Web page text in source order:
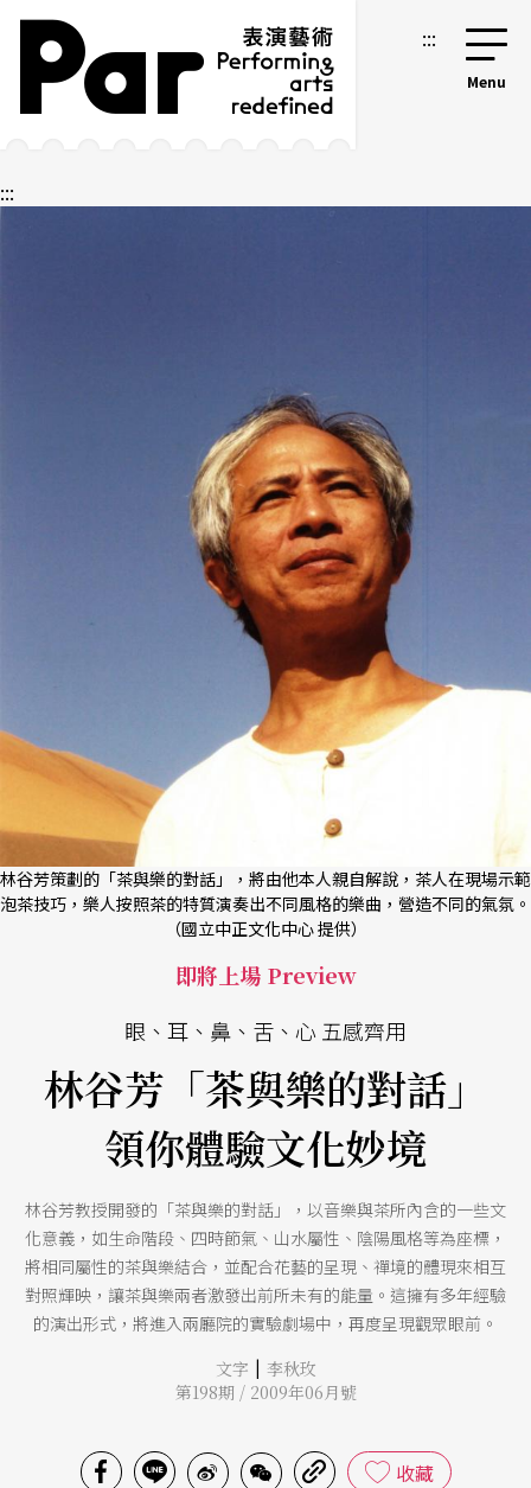
跳到主要內容區塊
網站導覽 :::
:::
林谷芳策劃的「茶與樂的對話」，將由他本人親自解說，茶人在現場示範
泡茶技巧，樂人按照茶的特質演奏出不同風格的樂曲，營造不同的氣氛。
（國立中正文化中心 提供）
即將上場 Preview
眼、耳、鼻、舌、心 五感齊用
林谷芳「茶與樂的對話」
領你體驗文化妙境
林谷芳教授開發的「茶與樂的對話」，以音樂與茶所內含的一些文
化意義，如生命階段、四時節氣、山水屬性、陰陽風格等為座標，
將相同屬性的茶與樂結合，並配合花藝的呈現、禪境的體現來相互
對照輝映，讓茶與樂兩者激發出前所未有的能量。這擁有多年經驗
的演出形式，將進入兩廳院的實驗劇場中，再度呈現觀眾眼前。
文字 | 李秋玫
第198期 / 2009年06月號
收藏